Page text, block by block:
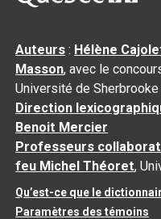
Auteurs : Hélène
Masson, avec le
Université de Sherbrooke
Direction
Benoit Mercier
Professeurs
feu Michel Théoret,
Qu’est-ce que le
Paramètres des témoins